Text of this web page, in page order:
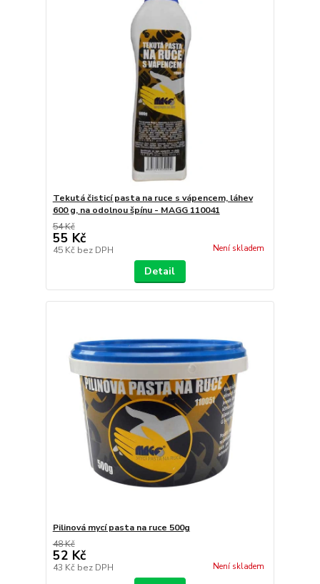
Tekutá čisticí pasta na ruce s vápencem, láhev
600 g, na odolnou špínu - MAGG 110041
54 Kč
55 Kč
45 Kč bez DPH Není skladem
Detail
Pilinová mycí pasta na ruce 500g
48 Kč
52 Kč
43 Kč bez DPH Není skladem